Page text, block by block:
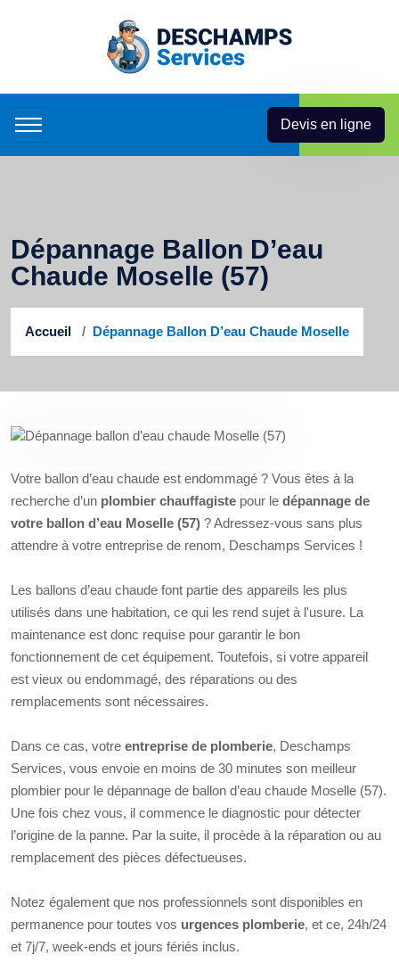
Devis en ligne
Dépannage Ballon D’eau
Chaude Moselle (57)
Accueil Dépannage Ballon D’eau Chaude Moselle
Votre ballon d’eau chaude est endommagé ? Vous êtes à la
recherche d’un plombier chauffagiste pour le dépannage de
votre ballon d’eau Moselle (57) ? Adressez-vous sans plus
attendre à votre entreprise de renom, Deschamps Services !
Les ballons d’eau chaude font partie des appareils les plus
utilisés dans une habitation, ce qui les rend sujet à l'usure. La
maintenance est donc requise pour garantir le bon
fonctionnement de cet équipement. Toutefois, si votre appareil
est vieux ou endommagé, des réparations ou des
remplacements sont nécessaires.
Dans ce cas, votre entreprise de plomberie, Deschamps
Services, vous envoie en moins de 30 minutes son meilleur
plombier pour le dépannage de ballon d’eau chaude Moselle (57).
Une fois chez vous, il commence le diagnostic pour détecter
l’origine de la panne. Par la suite, il procède à la réparation ou au
remplacement des pièces défectueuses.
Notez également que nos professionnels sont disponibles en
permanence pour toutes vos urgences plomberie, et ce, 24h/24
et 7j/7, week-ends et jours fériés inclus.